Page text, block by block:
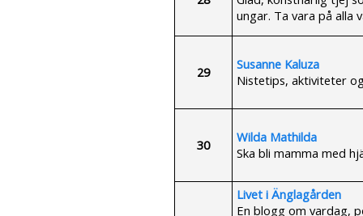
ungar. Ta vara på alla
29
Susanne Kaluza
Nistetips, aktiviteter
30
Wilda Mathilda
Ska bli mamma med
Livet i Änglagården
En blogg om vardag,